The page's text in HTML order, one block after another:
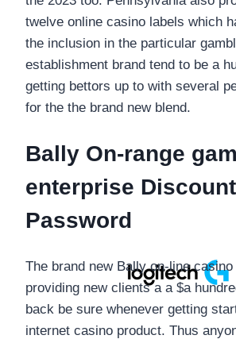
twelve online casino labels which
the inclusion in the particular
establishment brand tend to be a
getting bettors up to with several
for the the brand new blend.
Bally On-range
enterprise Discount
Password
The brand new Bally on-line
providing new clients a a $a
back be sure whenever getting
internet casino product. Thus